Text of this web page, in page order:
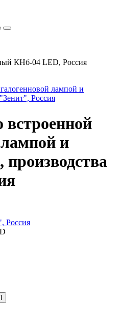
КНб-04 LED, Россия
встроенной
и
производства
Россия